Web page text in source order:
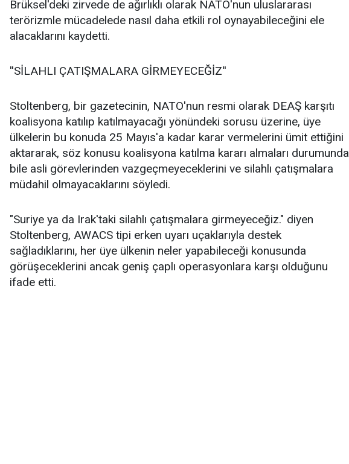
Brüksel'deki zirvede de ağırlıklı olarak NATO'nun uluslararası
terörizmle mücadelede nasıl daha etkili rol oynayabileceğini ele
alacaklarını kaydetti.
''SİLAHLI ÇATIŞMALARA GİRMEYECEĞİZ''
Stoltenberg, bir gazetecinin, NATO'nun resmi olarak DEAŞ karşıtı
koalisyona katılıp katılmayacağı yönündeki sorusu üzerine, üye
ülkelerin bu konuda 25 Mayıs'a kadar karar vermelerini ümit ettiğini
aktararak, söz konusu koalisyona katılma kararı almaları durumunda
bile asli görevlerinden vazgeçmeyeceklerini ve silahlı çatışmalara
müdahil olmayacaklarını söyledi.
"Suriye ya da Irak'taki silahlı çatışmalara girmeyeceğiz." diyen
Stoltenberg, AWACS tipi erken uyarı uçaklarıyla destek
sağladıklarını, her üye ülkenin neler yapabileceği konusunda
görüşeceklerini ancak geniş çaplı operasyonlara karşı olduğunu
ifade etti.